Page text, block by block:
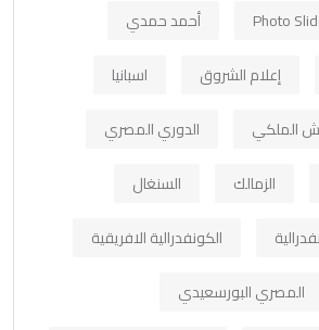
Photo
أحمد حمدي
إعلام الشروق
اسبانيا
الملكي
الدوري المصري
الزمالك
السنغال
الكونفدرالية الافريقية
المصري البورسعيدي